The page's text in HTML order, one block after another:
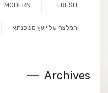
FRESH
MODERN
המלצה על יועץ משכנתא
Archives